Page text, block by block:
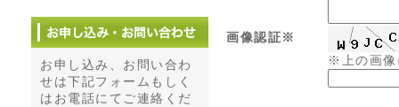
お申し込み、お問い合わ
せは下記フォームもしく
はお電話にてご連絡くだ
画像認証※
※上の画像